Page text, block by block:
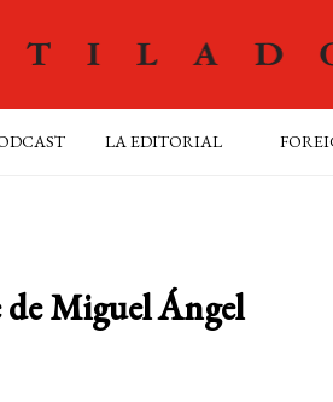
LA EDITORIAL
Miguel Ángel